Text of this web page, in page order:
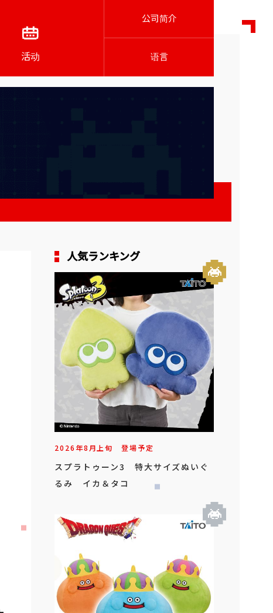
活动
公司简介
语言
人気ランキング
2026年8月上旬 登場予定
スプラトゥーン3 特大サイズぬいぐ
るみ イカ＆タコ